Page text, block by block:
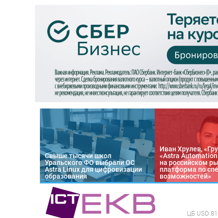
Свыше тысячи школ
Уральского ФО выбрали ОС
Astra Linux для цифровизации
образования
Иван Хрулев,
«Astra
на российском
платформа по
возможностей»
ЦБ USD